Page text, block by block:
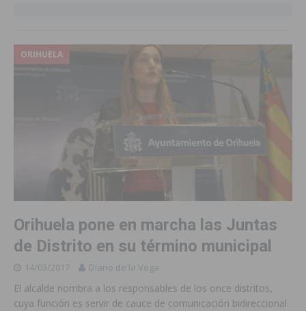
ORIHUELA
Orihuela pone en marcha las Juntas
de Distrito en su término municipal
14/03/2017 Diario de la Vega
El alcalde nombra a los responsables de los once distritos,
cuya función es servir de cauce de comunicación bidireccional